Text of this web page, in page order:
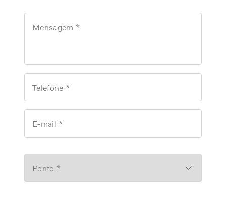
Mensagem *
Telefone *
E-mail *
Ponto *